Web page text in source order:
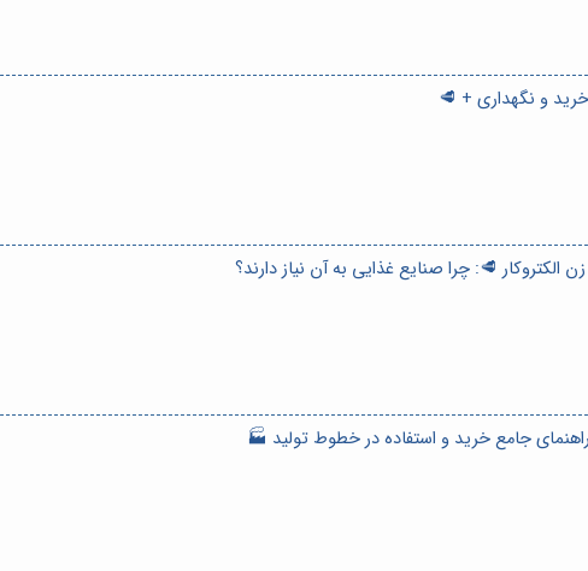
و نگهداری + 🥩
🥩: چرا صنایع غذایی به آن نیاز دارند؟
جامع خرید و استفاده در خطوط تولید 🏭